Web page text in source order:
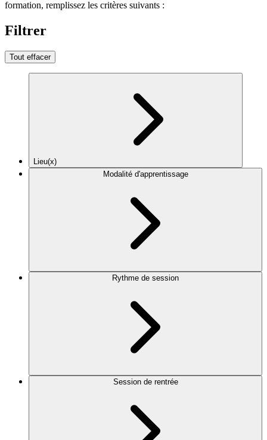
formation, remplissez les critères suivants :
Filtrer
Tout effacer
Lieu(x)
Modalité d'apprentissage
Rythme de session
Session de rentrée